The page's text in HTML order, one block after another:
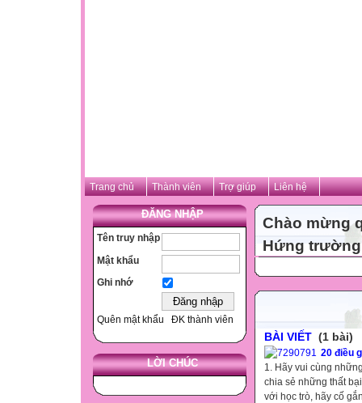
Trang chủ Thành viên Trợ giúp Liên hệ
ĐĂNG NHẬP
Tên truy nhập
Mật khẩu
Ghi nhớ
Quên mật khẩu ĐK thành viên
LỜI CHÚC
Chào mừng
Hứng trường
BÀI VIẾT (1 bài)
20 điều
1. Hãy vui cùng
chia sẻ những thất
với học trò, hãy cố